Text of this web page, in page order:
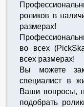
роликов в
размерах!
во всех
всех размерах!
Вы можете
специалист в
Ваши вопросы,
подобрать